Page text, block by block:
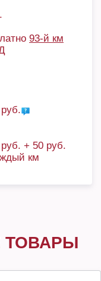
93-й км
+ 50 руб.
км
ТОВАРЫ